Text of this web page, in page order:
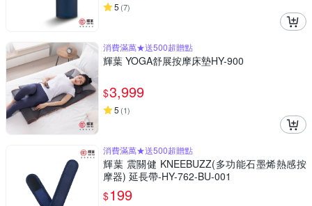
5 (7)
消費滿萬★送500超贈點
輝葉 YOGA舒展按摩床墊HY-900
$3,999
5 (1)
消費滿萬★送500超贈點
輝葉 震關健 KNEEBUZZ(多功能石墨烯熱感按
摩器) 延長帶-HY-762-BU-001
$199